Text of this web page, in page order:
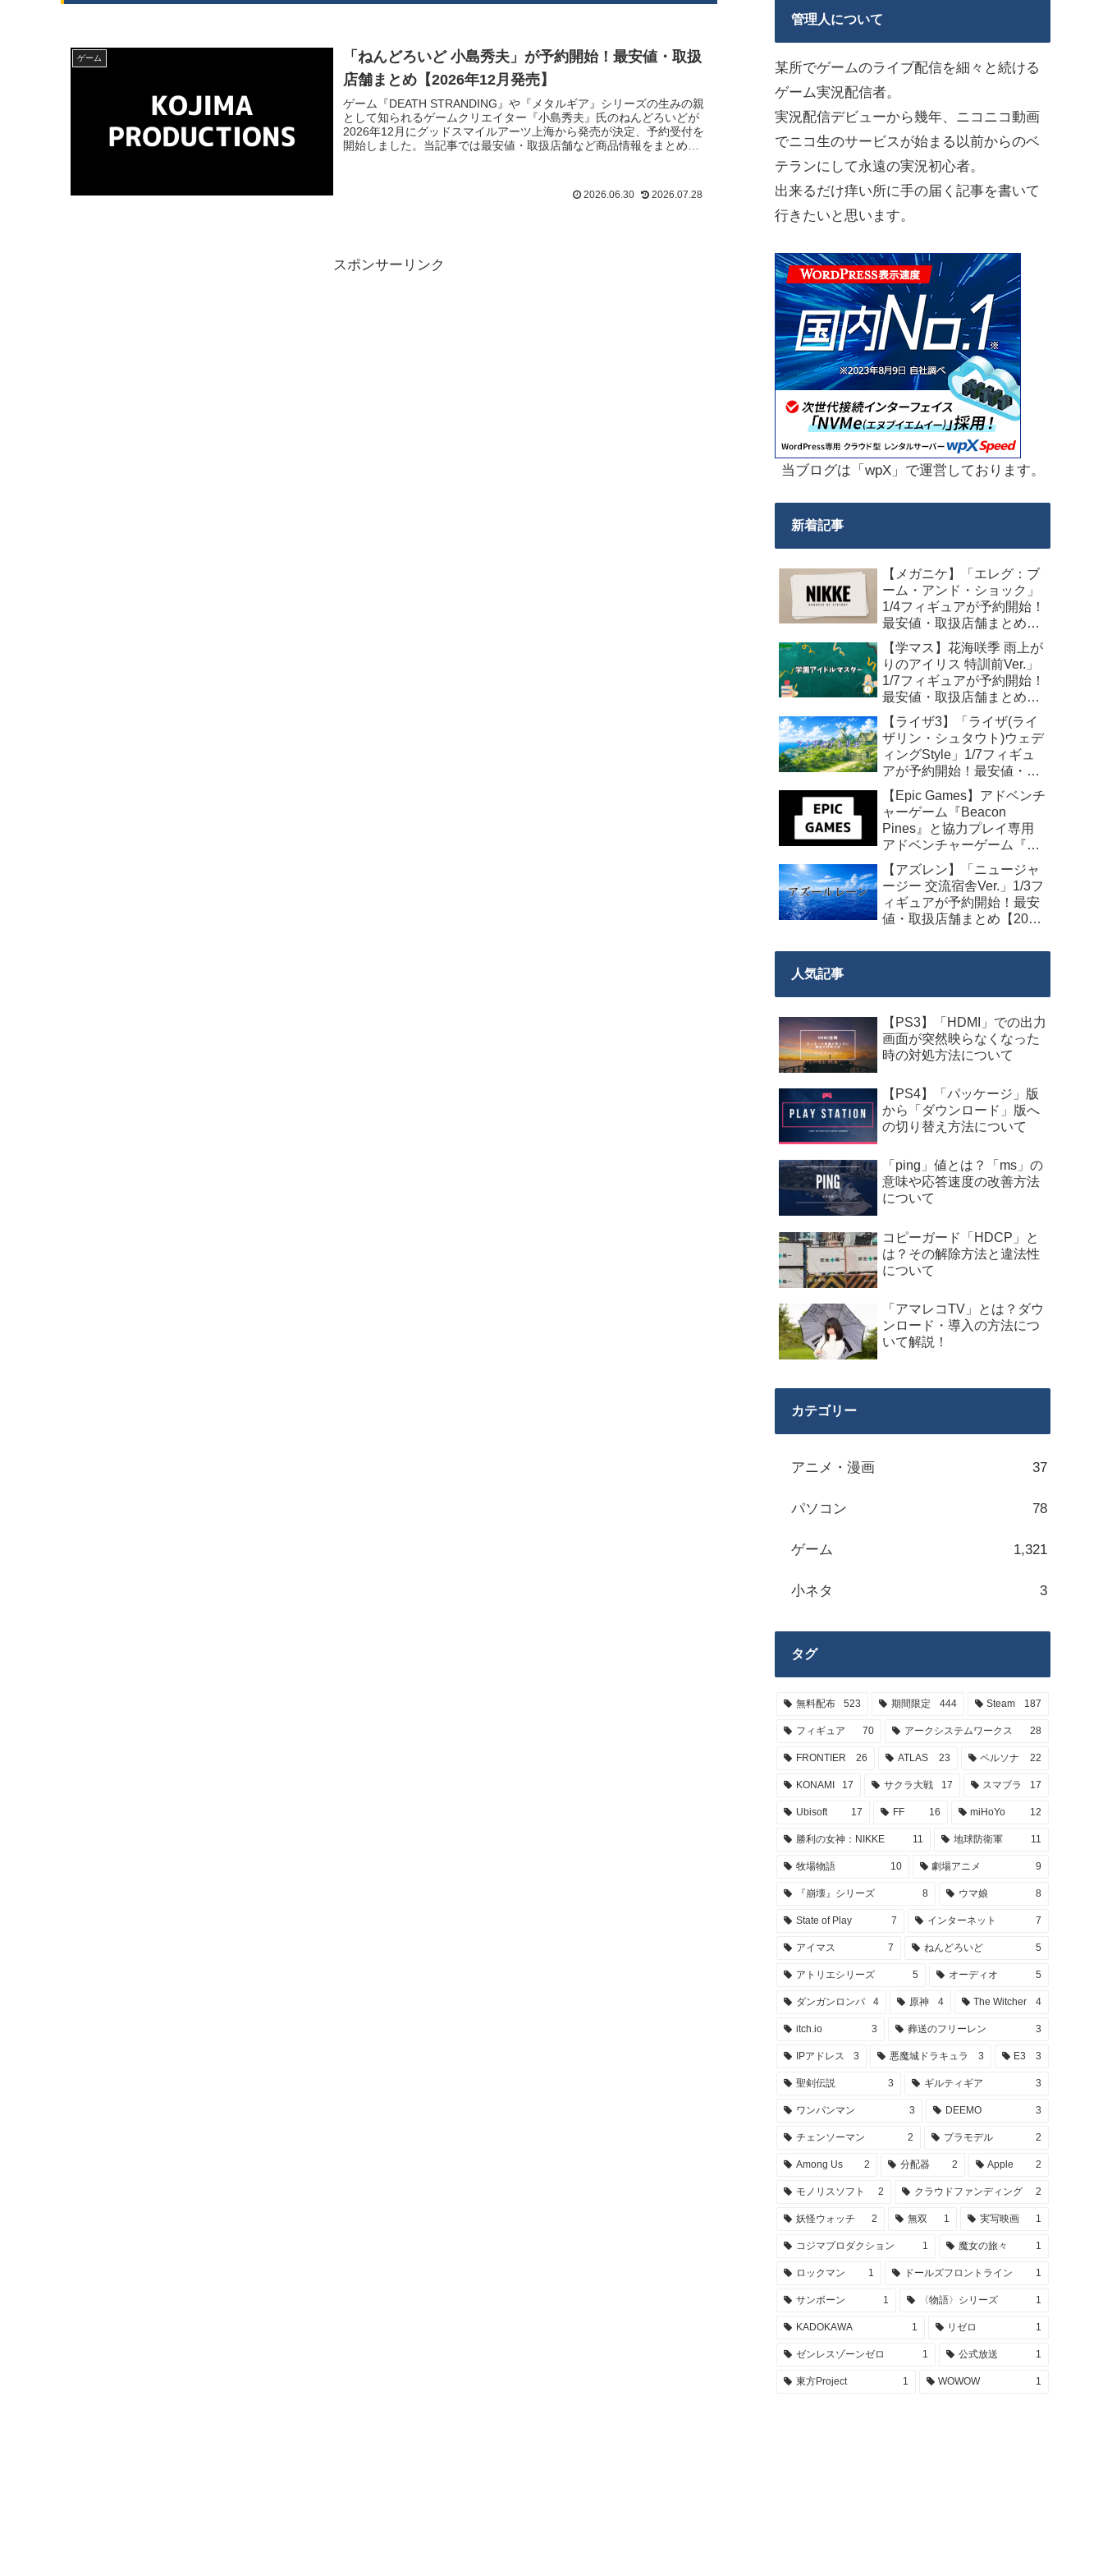
ゲーム
「ねんどろいど 小島秀夫」が予約開始！最安値・取扱
店舗まとめ【2026年12月発売】
ゲーム『DEATH STRANDING』や『メタルギア』シリーズの生みの親
として知られるゲームクリエイター『小島秀夫』氏のねんどろいどが
2026年12月にグッドスマイルアーツ上海から発売が決定、予約受付を
開始しました。当記事では最安値・取扱店舗など商品情報をまとめま
2026.06.30 2026.07.28
スポンサーリンク
管理人について
某所でゲームのライブ配信を細々と続ける
ゲーム実況配信者。
実況配信デビューから幾年、ニコニコ動画
でニコ生のサービスが始まる以前からのベ
テランにして永遠の実況初心者。
出来るだけ痒い所に手の届く記事を書いて
行きたいと思います。
当ブログは「wpX」で運営しております。
新着記事
【メガニケ】「エレグ：ブ
ーム・アンド・ショック」
1/4フィギュアが予約開始！
最安値・取扱店舗まとめ
【2027年10月発売】
【学マス】花海咲季 雨上が
りのアイリス 特訓前Ver.」
1/7フィギュアが予約開始！
最安値・取扱店舗まとめ
【2027年4月発売】
【ライザ3】「ライザ(ライ
ザリン・シュタウト)ウェデ
ィングStyle」1/7フィギュ
アが予約開始！最安値・取
扱店舗まとめ【2027年4月
発売】
【Epic Games】アドベンチ
ャーゲーム『Beacon
Pines』と協力プレイ専用
アドベンチャーゲーム『We
Were Here Together』の無
料配布が来週2026年8月14
日午前0時までの期間限定
で開始！
【アズレン】「ニュージャ
ージー 交流宿舎Ver.」1/3フ
ィギュアが予約開始！最安
値・取扱店舗まとめ【2027
人気記事
【PS3】「HDMI」での出力
画面が突然映らなくなった
時の対処方法について
【PS4】「パッケージ」版
から「ダウンロード」版へ
の切り替え方法について
「ping」値とは？「ms」の
意味や応答速度の改善方法
について
コピーガード「HDCP」と
は？その解除方法と違法性
について
「アマレコTV」とは？ダウ
ンロード・導入の方法につ
いて解説！
カテゴリー
アニメ・漫画 37
パソコン 78
ゲーム 1,321
小ネタ 3
タグ
無料配布 523 期間限定 444 Steam 187
フィギュア 70 アークシステムワークス 28
FRONTIER 26 ATLAS 23 ペルソナ 22
KONAMI 17 サクラ大戦 17 スマブラ 17
Ubisoft 17 FF 16 miHoYo 12
勝利の女神：NIKKE 11 地球防衛軍 11
牧場物語 10 劇場アニメ 9
『崩壊』シリーズ 8 ウマ娘 8
State of Play 7 インターネット 7
アイマス 7 ねんどろいど 5
アトリエシリーズ 5 オーディオ 5
ダンガンロンパ 4 原神 4 The Witcher 4
itch.io 3 葬送のフリーレン 3
IPアドレス 3 悪魔城ドラキュラ 3 E3 3
聖剣伝説 3 ギルティギア 3
ワンパンマン 3 DEEMO 3
チェンソーマン 2 プラモデル 2
Among Us 2 分配器 2 Apple 2
モノリスソフト 2 クラウドファンディング 2
妖怪ウォッチ 2 無双 1 実写映画 1
コジマプロダクション 1 魔女の旅々 1
ロックマン 1 ドールズフロントライン 1
サンボーン 1 〈物語〉シリーズ 1
KADOKAWA 1 リゼロ 1
ゼンレスゾーンゼロ 1 公式放送 1
東方Project 1 WOWOW 1